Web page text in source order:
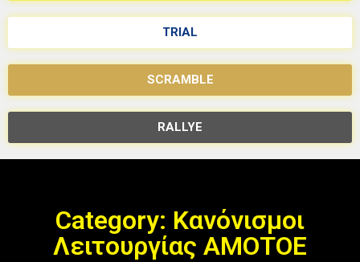
TRIAL
SCRAMBLE
RALLYE
Category: Κανόνισμοι
Λειτουργίας ΑΜΟΤΟΕ